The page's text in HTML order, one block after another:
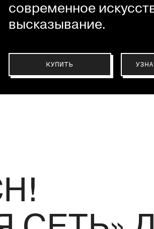
современное
высказывание.
КУПИТЬ